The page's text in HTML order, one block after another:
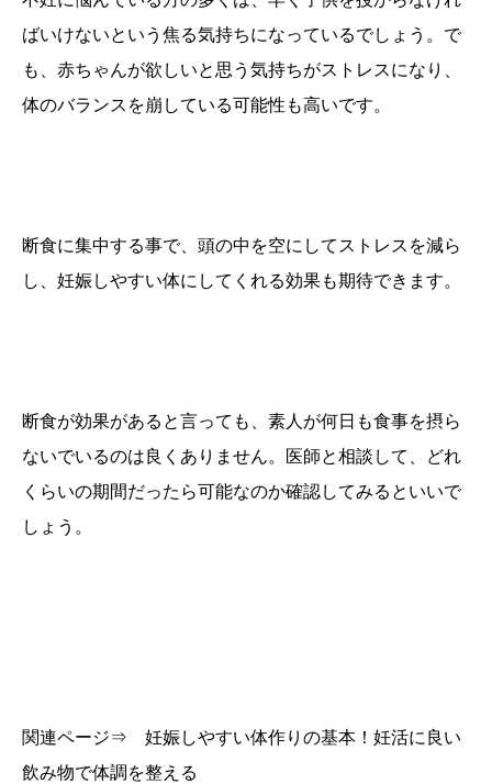
ばいけないという焦る気持ちになっているでしょう。で
も、赤ちゃんが欲しいと思う気持ちがストレスになり、
体のバランスを崩している可能性も高いです。
断食に集中する事で、頭の中を空にしてストレスを減ら
し、妊娠しやすい体にしてくれる効果も期待できます。
断食が効果があると言っても、素人が何日も食事を摂ら
ないでいるのは良くありません。医師と相談して、どれ
くらいの期間だったら可能なのか確認してみるといいで
しょう。
関連ページ⇒ 妊娠しやすい体作りの基本！妊活に良い
飲み物で体調を整える